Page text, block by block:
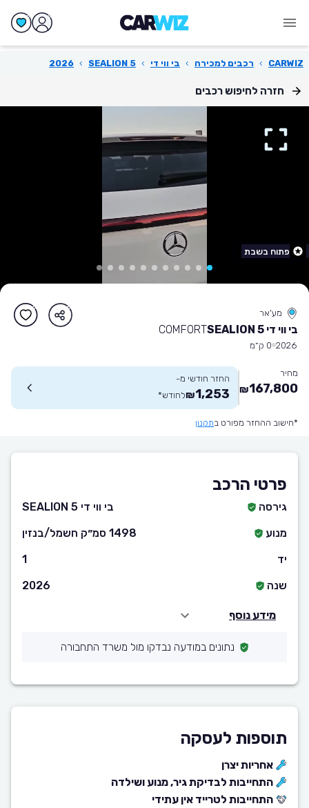
CARWIZ
› רכבים למכירה › בי ווי די ›
SEALION 5
›
2026
חזרה לחיפוש רכבים
פתוח בשבת
מע'אר
בי ווי די SEALION 5 COMFORT
2026 0 ק״מ
מחיר
167,800
₪
החזר חודשי מ-
1,253
₪לחודש*
*חישוב ההחזר מפורט בתקנון
פרטי הרכב
גירסה
בי ווי די SEALION 5
מנוע
1498 סמ״ק חשמל/בנזין
יד
1
שנה
2026
מידע נוסף
נתונים במודעה נבדקו מול משרד התחבורה
תוספות לעסקה
אחריות יצרן
התחייבות לבדיקת גיר, מנוע ושילדה
התחייבות לטרייד אין עתידי